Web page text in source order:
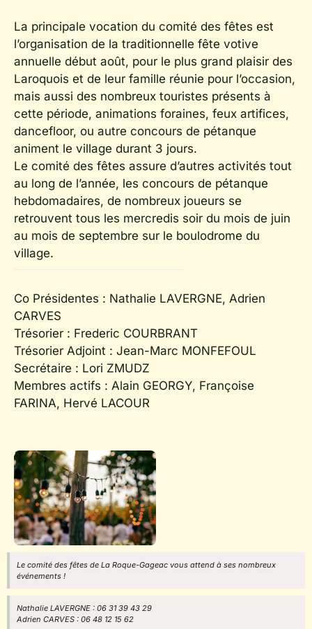
La principale vocation du comité des fêtes est
l’organisation de la traditionnelle fête votive
annuelle début août, pour le plus grand plaisir des
Laroquois et de leur famille réunie pour l’occasion,
mais aussi des nombreux touristes présents à
cette période, animations foraines, feux artifices,
dancefloor, ou autre concours de pétanque
animent le village durant 3 jours.
Le comité des fêtes assure d’autres activités tout
au long de l’année, les concours de pétanque
hebdomadaires, de nombreux joueurs se
retrouvent tous les mercredis soir du mois de juin
au mois de septembre sur le boulodrome du
village.
Co Présidentes : Nathalie LAVERGNE, Adrien
CARVES
Trésorier : Frederic COURBRANT
Trésorier Adjoint : Jean-Marc MONFEFOUL
Secrétaire : Lori ZMUDZ
Membres actifs : Alain GEORGY, Françoise
FARINA, Hervé LACOUR
Le comité des fêtes de La Roque-Gageac vous attend à ses nombreux
événements !
Nathalie LAVERGNE : 06 31 39 43 29
Adrien CARVES : 06 48 12 15 62